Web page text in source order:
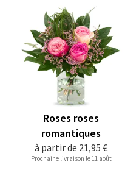
à partir de 21,95 €
Roses roses
romantiques
Prochaine livraison le 11 août